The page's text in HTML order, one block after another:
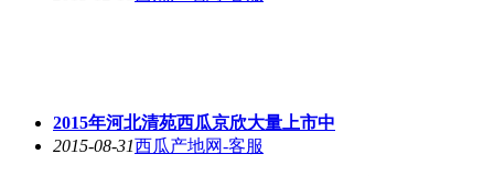
2015年河北清苑西瓜京欣大量上市中
2015-08-31西瓜产地网-客服